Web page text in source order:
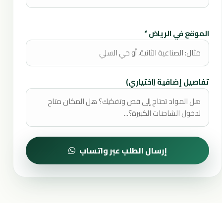
الموقع في الرياض *
تفاصيل إضافية (اختياري)
إرسال الطلب عبر واتساب